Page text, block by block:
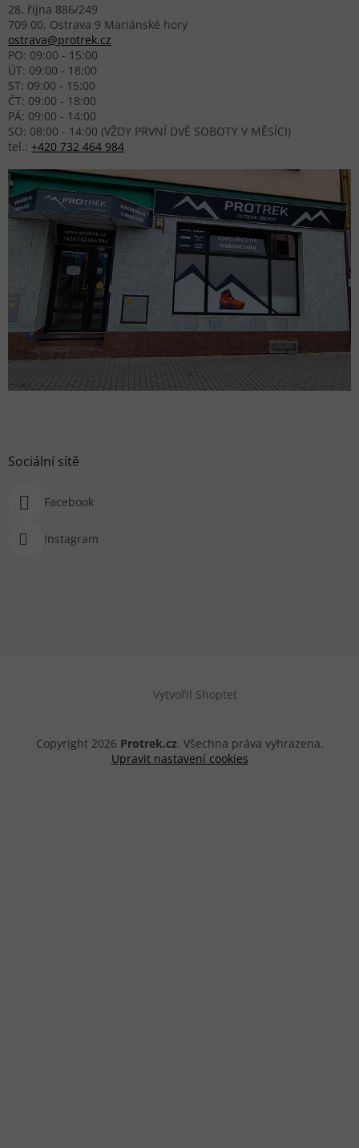
28. října 886/249
709 00, Ostrava 9 Mariánské hory
ostrava@protrek.cz
PO: 09:00 - 15:00
ÚT: 09:00 - 18:00
ST: 09:00 - 15:00
ČT: 09:00 - 18:00
PÁ: 09:00 - 14:00
SO: 08:00 - 14:00 (VŽDY PRVNÍ DVĚ SOBOTY V MĚSÍCI)
tel.: +420 732 464 984
Sociální sítě
Facebook
Instagram
Vytvořil Shoptet
Copyright 2026 Protrek.cz. Všechna práva vyhrazena.
Upravit nastavení cookies